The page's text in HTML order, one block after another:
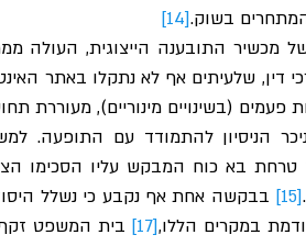
בשוק.[14]
(בשינויים מינוריים), מעוררת
[15] בבקשה אחת אף נקבע כי נשלל
במקרים הללו,[17]